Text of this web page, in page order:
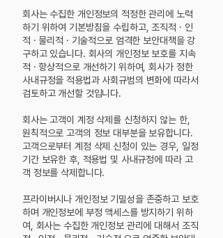
회사는 수집한 개인정보의 적정한 관리에 노력
하기 위하여 기본방침을 수립하고, 조직적 · 인
적 · 물리적 · 기술적으로 엄격한 보안대책을 강
구하고 있습니다. 회사의 개인정보 보호를 지속
적 · 항상적으로 개선하기 위하여, 회사가 정한
사내규정을 적용법과 사회규범의 변화에 따라서
검토하고 개선할 것입니다.
회사는 고객이 계정 삭제를 신청하지 않는 한,
원칙적으로 고객의 정보 대부분을 보유합니다.
고객으로부터 계정 삭제 신청이 있는 경우, 일정
기간 보유한 후, 적용법 및 사내규정에 따라 고
객 정보를 삭제합니다.
프라이버시나 개인정보 기밀성을 존중하고 보호
하며 개인정보에 부정 액세스를 방지하기 위하
여, 회사는 수집한 개인정보 관리에 대해서 조직